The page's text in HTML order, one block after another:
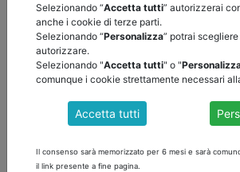
home documenti pubblici
finanza
/torna indietro
DOCUMENTI
COMUNICATO DEL 3 OTTOBRE
Il decreto del Ministro dell’interno, di
dell’economia e delle finanze, del 29
Selezionando “Accetta tutti” autorizzerai
anche i cookie di terze parti.
Selezionando “Personalizza” potrai
autorizzare.
Selezionando "Accetta tutti" o "
comunque i cookie strettamente necessari
Accetta tutti
Il consenso sarà memorizzato per 6 mesi e sarà
il link presente a fine pagina.